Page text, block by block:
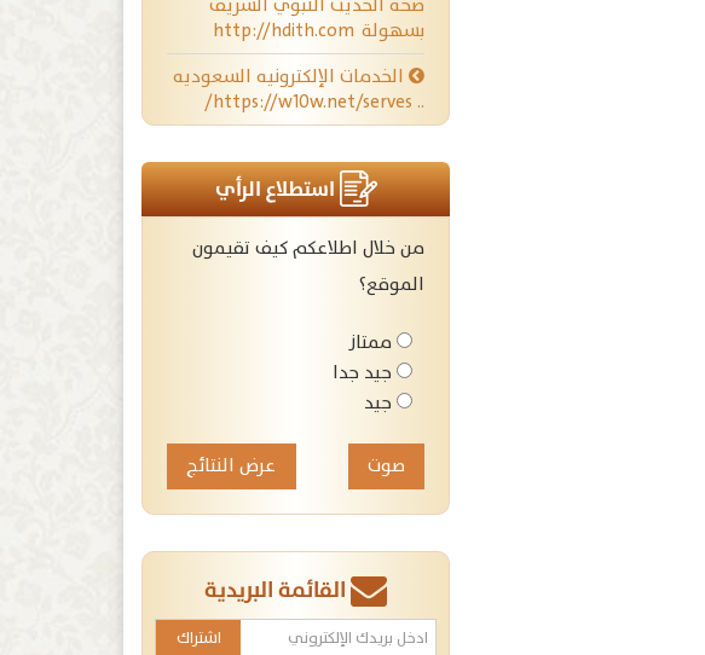
بسهولة http://hdith.com
الخدمات الإلكترونيه السعوديه
.. https://w10w.net/serves/
استطلاع الرأي
من خلال اطلاعكم كيف تقيمون
الموقع؟
ممتاز
جيد جدا
جيد
عرض النتائج
القائمة البريدية